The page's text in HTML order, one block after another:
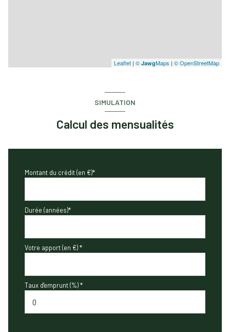
Leaflet | © JawgMaps | © OpenStreetMap
SIMULATION
Calcul des mensualités
Montant du crédit (en €)*
Durée (années)*
Votre apport (en €) *
Taux d'emprunt (%) *